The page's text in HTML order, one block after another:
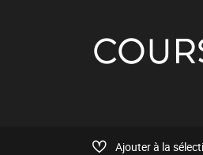
Ajouter à la